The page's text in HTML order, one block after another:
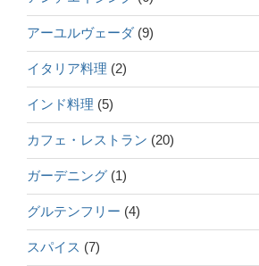
アーユルヴェーダ (9)
イタリア料理 (2)
インド料理 (5)
カフェ・レストラン (20)
ガーデニング (1)
グルテンフリー (4)
スパイス (7)